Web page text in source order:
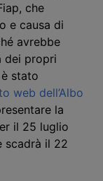
che
e causa di
avrebbe
dei propri
stato
web dell’Albo
la
il 25 luglio
scadrà il 22